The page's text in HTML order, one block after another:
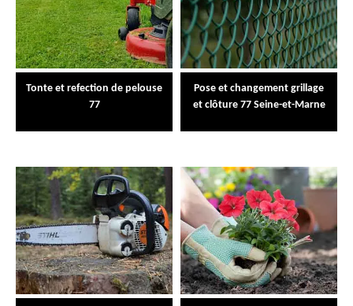
Tonte et refection de pelouse
77
Pose et changement grillage
et clôture 77 Seine-et-Marne